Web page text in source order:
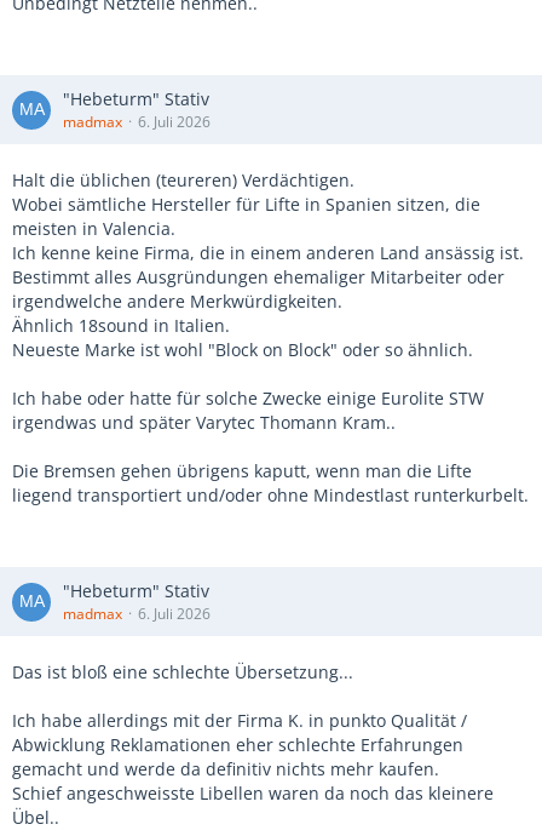
"Hebeturm" Stativ
madmax 6. Juli 2026
Halt die üblichen (teureren) Verdächtigen.
Wobei sämtliche Hersteller für Lifte in Spanien sitzen, die
meisten in Valencia.
Ich kenne keine Firma, die in einem anderen Land ansässig ist.
Bestimmt alles Ausgründungen ehemaliger Mitarbeiter oder
irgendwelche andere Merkwürdigkeiten.
Ähnlich 18sound in Italien.
Neueste Marke ist wohl "Block on Block" oder so ähnlich.
Ich habe oder hatte für solche Zwecke einige Eurolite STW
irgendwas und später Varytec Thomann Kram..
Die Bremsen gehen übrigens kaputt, wenn man die Lifte
liegend transportiert und/oder ohne Mindestlast runterkurbelt.
"Hebeturm" Stativ
madmax 6. Juli 2026
Das ist bloß eine schlechte Übersetzung...
Ich habe allerdings mit der Firma K. in punkto Qualität /
Abwicklung Reklamationen eher schlechte Erfahrungen
gemacht und werde da definitiv nichts mehr kaufen.
Schief angeschweisste Libellen waren da noch das kleinere
Übel..